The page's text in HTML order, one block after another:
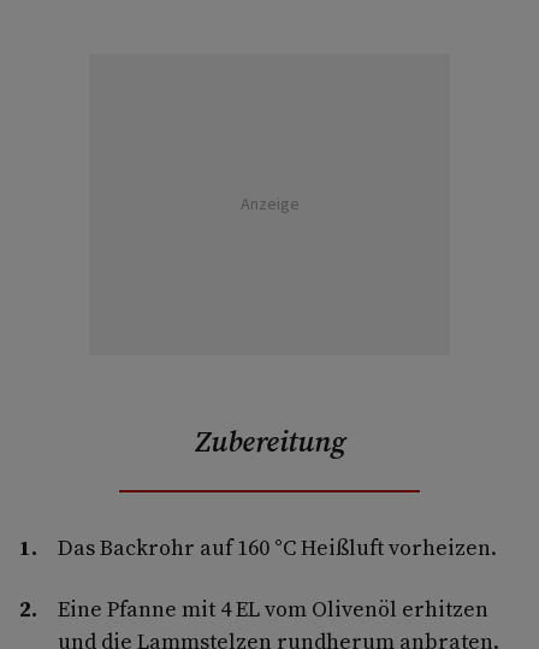
Anzeige
Zubereitung
Das Backrohr auf 160 °C Heißluft vorheizen.
Eine Pfanne mit 4 EL vom Olivenöl erhitzen
und die Lammstelzen rundherum anbraten.